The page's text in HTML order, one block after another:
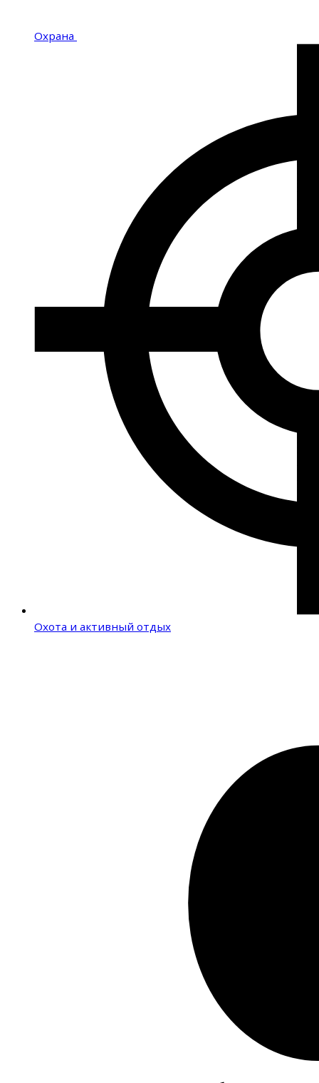
Охрана
Охота и активный отдых